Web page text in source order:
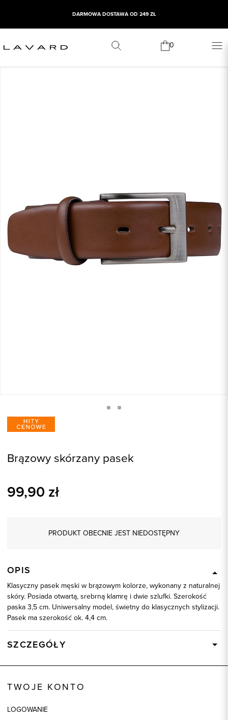
DARMOWA DOSTAWA OD 249 ZŁ
0
Brązowy skórzany pasek
99,90 zł
PRODUKT OBECNIE JEST NIEDOSTĘPNY
OPIS
Klasyczny pasek męski w brązowym kolorze, wykonany z naturalnej
skóry. Posiada otwartą, srebrną klamrę i dwie szlufki. Szerokość
paska 3,5 cm. Uniwersalny model, świetny do klasycznych stylizacji.
Pasek ma szerokość ok. 4,4 cm.
SZCZEGÓŁY
Wymiary
TWOJE KONTO
LOGOWANIE